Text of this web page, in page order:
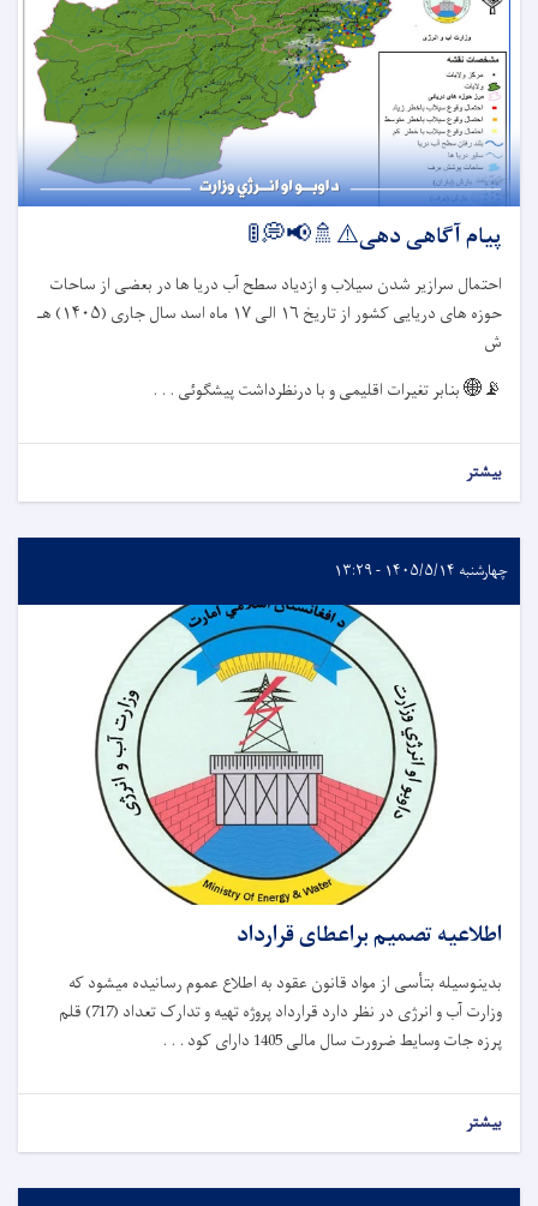
پیام آگاهی دهی⚠️🚿📢💭🚦
احتمال سرازیر شدن سیلاب و ازدیاد سطح آب دریا ها در بعضی از ساحات
حوزه های دریایی کشور از تاریخ ۱۶ الی۱۷ ماه اسد سال جاری (۱۴۰۵) هـ
ش
📡🌐بنابر تغیرات اقلیمی و با درنظرداشت پیشگوئی . . .
بیشتر
چهارشنبه ۱۴۰۵/۵/۱۴ - ۱۳:۲۹
اطلاعیه تصمیم براعطای قرارداد
بدینوسیله بتأسی از مواد قانون عقود به اطلاع عموم رسانیده میشود که
وزارت آب و انرژی در نظر دارد قرارداد پروژه تهیه و تدارک تعداد (717) قلم
پرزه جات وسایط ضرورت سال مالی 1405 دارای کود . . .
بیشتر